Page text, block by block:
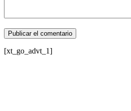
[xt_go_advt_1]